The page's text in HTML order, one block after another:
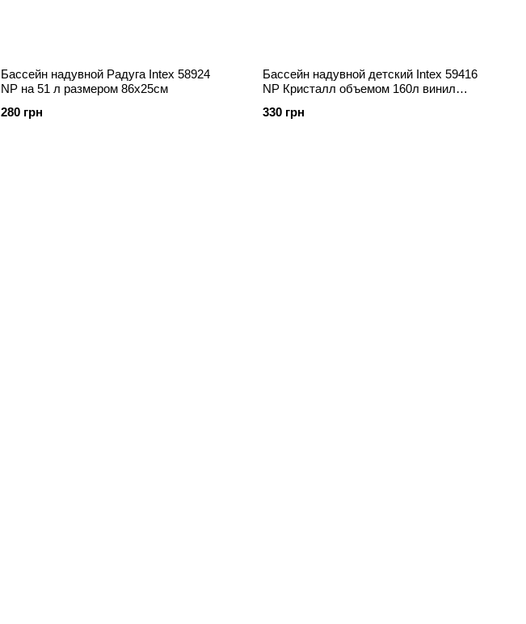
Бассейн надувной Радуга Intex 58924
NP на 51 л размером 86х25см
280 грн
Бассейн надувной детский Intex 59416
NP Кристалл объемом 160л винил
330 грн